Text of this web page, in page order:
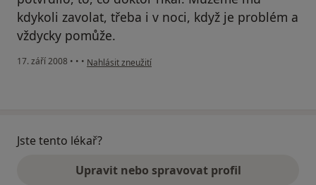
kdykoli zavolat, třeba i v noci, když je problém a
vždycky pomůže.
17. září 2008 • • • podle názoru uživatele Gábina
Nahlásit zneužití
Jste tento lékař?
Upravit nebo spravovat profil